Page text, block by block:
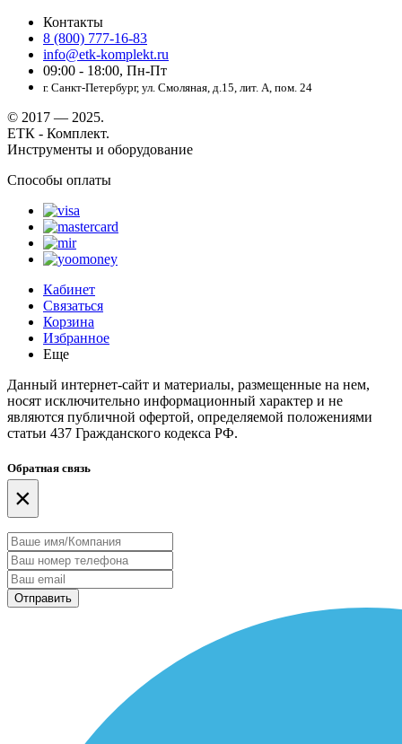
Контакты
8 (800) 777-16-83
info@etk-komplekt.ru
09:00 - 18:00, Пн-Пт
г. Санкт-Петербург, ул. Смоляная, д.15, лит. А, пом. 24
© 2017 — 2025.
ЕТК - Комплект.
Инструменты и оборудование
Способы оплаты
Кабинет
Связаться
Корзина
Избранное
Еще
Данный интернет-сайт и материалы, размещенные на нем,
носят исключительно информационный характер и не
являются публичной офертой, определяемой положениями
статьи 437 Гражданского кодекса РФ.
Обратная связь
×
Отправить